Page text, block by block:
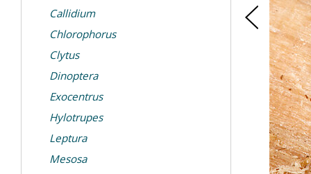
Callidium
Chlorophorus
Clytus
Dinoptera
Exocentrus
Hylotrupes
Leptura
Mesosa